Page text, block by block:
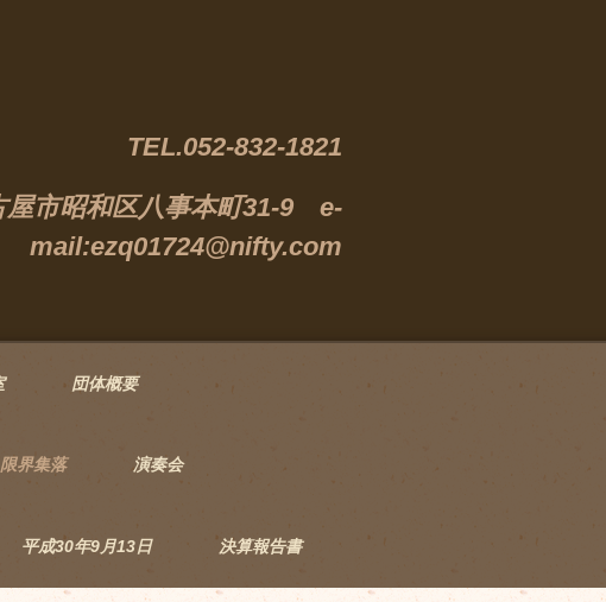
TEL.052-832-1821
屋市昭和区八事本町31-9 e-
mail:ezq01724@nifty.com
団体概要
限界集落 演奏会
平成30年9月13日 決算報告書